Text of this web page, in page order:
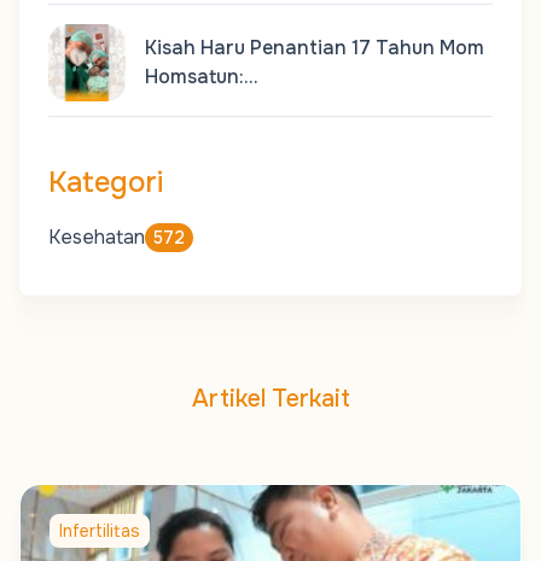
Kisah Haru Penantian 17 Tahun Mom
Homsatun:…
Kategori
Kesehatan 572
Artikel Terkait
Infertilitas